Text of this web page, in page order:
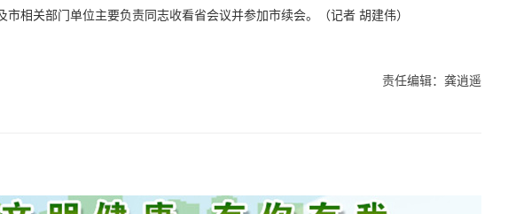
市相关部门单位主要负责同志收看省会议并参加市续会。
（记者 胡建伟）
责任编辑：龚逍遥